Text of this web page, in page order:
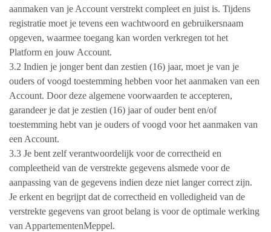
aanmaken van je Account verstrekt compleet en juist is. Tijdens
registratie moet je tevens een wachtwoord en gebruikersnaam
opgeven, waarmee toegang kan worden verkregen tot het
Platform en jouw Account.
3.2 Indien je jonger bent dan zestien (16) jaar, moet je van je
ouders of voogd toestemming hebben voor het aanmaken van een
Account. Door deze algemene voorwaarden te accepteren,
garandeer je dat je zestien (16) jaar of ouder bent en/of
toestemming hebt van je ouders of voogd voor het aanmaken van
een Account.
3.3 Je bent zelf verantwoordelijk voor de correctheid en
compleetheid van de verstrekte gegevens alsmede voor de
aanpassing van de gegevens indien deze niet langer correct zijn.
Je erkent en begrijpt dat de correctheid en volledigheid van de
verstrekte gegevens van groot belang is voor de optimale werking
van AppartementenMeppel.